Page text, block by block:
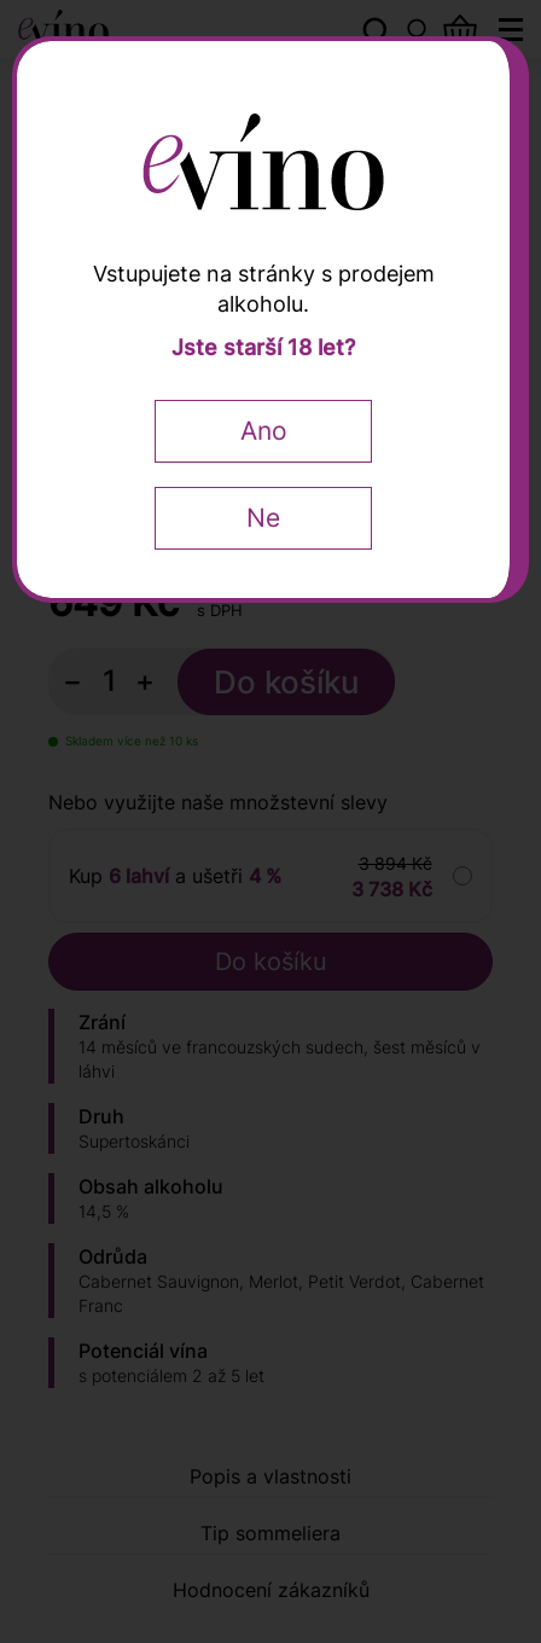
Donna Olimpia 1898
Bolgheri Rosso DOC
2023, Donna Olimpia
1898, 0,75l
James Suckling94 / 100
649Kč s DPH
− +
Skladem více než 10 ks
Nebo využijte naše množstevní slevy
Kup 6 lahvía ušetři 4 %
3 894 Kč
3 738 Kč
Zrání
14 měsíců ve francouzských sudech, šest měsíců v
láhvi
Druh
Supertoskánci
Obsah alkoholu
14,5 %
Odrůda
Cabernet Sauvignon, Merlot, Petit Verdot, Cabernet
Franc
Potenciál vína
s potenciálem 2 až 5 let
Popis a vlastnosti
Tip sommeliera
Hodnocení zákazníků
Vstupujete na stránky s prodejem
alkoholu.
Jste starší 18 let?
Ano
Ne